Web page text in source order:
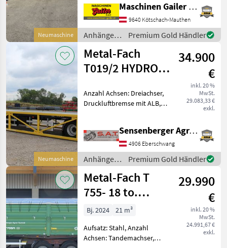
Neumaschine
Eigengewicht: 1500 kg *
Bereifung 400/60-15, 5 *
Druckluftbremse 2
Maschinen Gailer GmbH
9640 Kötschach-Mauthen
Anhänger /
Metal-Fach
Premium Gold Händler
Neumaschine
Metal-Fach
T019/2 HYDRO-
Gesamtgewicht
34.900
€
inkl. 20 %
MwSt.
29.083,33 €
exkl.
Anzahl Achsen: Dreiachser,
Druckluftbremse mit ALB,
Ballenanhänger,
Ballentransportwagen mit
hydraulischer Ladungssiche
Sensenberger Agrar-Technik
4906 Eberschwang
Anhänger /
Metal-Fach
Premium Gold Händler
Metal-Fach T
755- 18 to.
Tandemkipper-
NEU
29.990
€
inkl. 20 %
MwSt.
24.991,67 €
exkl.
Bj. 2024
21 m³
Aufsatz: Stahl, Anzahl
Achsen: Tandemachser,